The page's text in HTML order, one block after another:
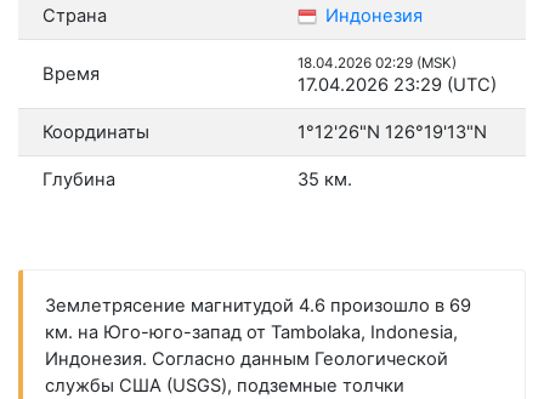
Страна Индонезия
Время 18.04.2026 02:29 (MSK)
17.04.2026 23:29 (UTC)
Координаты 1°12'26"N 126°19'13"N
Глубина 35 км.
Землетрясение магнитудой 4.6 произошло в 69
км. на Юго-юго-запад от Tambolaka, Indonesia,
Индонезия. Согласно данным Геологической
службы США (USGS), подземные толчки